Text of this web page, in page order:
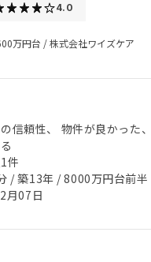
4.0
万円台 /株式会社ワイズケア
信頼性、 物件が良かった
件
/ 築13年 / 8000万円台前半
月07日